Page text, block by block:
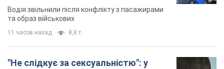
Відео
Водія звільнили після конфлікту з пасажирами
та образ військових
11 часов назад 8,8 т.
"Не слідкує за сексуальністю": у